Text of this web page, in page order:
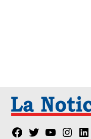
Facebook
TwitterYouTube